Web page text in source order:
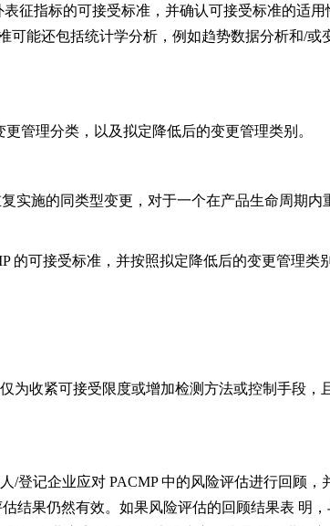
指标的可接受标准，并确认可接受标准的适用
能还包括统计学分析，例如趋势数据分析和/或
理分类，以及拟定降低后的变更管理类别。
施的同类型变更，对于一个在产品生命周期内
可接受标准，并按照拟定降低后的变更管理类
收紧可接受限度或增加检测方法或控制手段，
记企业应对 PACMP 中的风险评估进行回顾，
结果仍然有效。如果风险评估的回顾结果表 明